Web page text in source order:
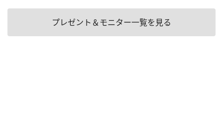
プレゼント＆モニター一覧を見る